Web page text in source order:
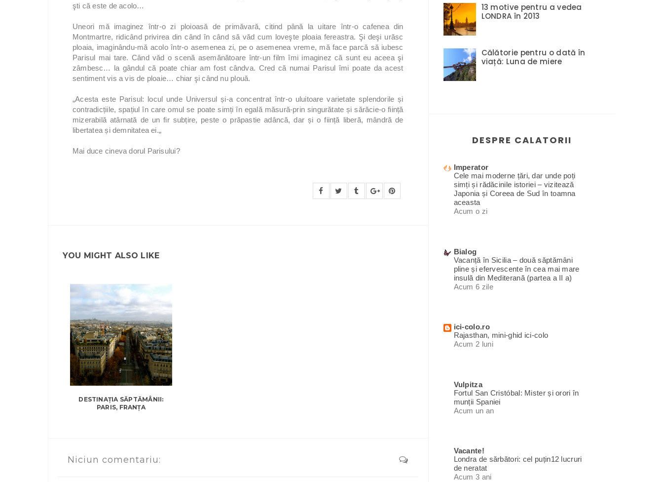
şti că este de acolo…
Uneori mă imaginez într-o zi ploioasă de primăvară, citind până la uitare într-o cafenea din
Montmartre, ridicând privirea din când în când să văd cum loveşte ploaia fereastra. Şi deşi urăsc
ploaia, imaginându-mă acolo într-o asemenea zi, pe o asemenea vreme, mă face parcă să iubesc
Parisul mai tare. Când văd o scenă asemănătoare într-un film îmi imaginez că sunt eu aceea şi
zâmbesc… la gândul că poate chiar am fost cândva. Cred că numai Parisul îmi poate da acest
sentiment vis a vis de ploaie… chiar şi când nu plouă.
„Acesta este Parisul: locul unde Universul și-a concentrat într-o uluitoare varietate splendorile și
contradicțiile, spațiul în care omul se poate simți în egală măsură-prin singurătate și sărăcie-o ființă
mizerabilă atârnată de un fir subțire, peste o prăpastie adâncă, dar și o ființă liberă, mândră de
libertatea și demnitatea ei.„
Mai duce cineva dorul Parisului?
YOU MIGHT ALSO LIKE
DESTINAȚIA SĂPTĂMÂNII:
PARIS, FRANȚA
Niciun comentariu:
13 motive pentru a vedea
LONDRA în 2013
Călătorie pentru o dată în
viață: Luna de miere
DESPRE CALATORII
Imperator
Cele mai moderne țări, dar unde poți
simți și rădăcinile istoriei – vizitează
Japonia și Coreea de Sud în toamna
aceasta
Acum o zi
Bialog
Vacanță în Sicilia – două săptămâni
pline și efervescente în cea mai mare
insulă din Mediterană (partea a II a)
Acum 6 zile
ici-colo.ro
Rajasthan, mini-ghid ici-colo
Acum 2 luni
Vulpitza
Fortul San Cristóbal: Mister și orori în
munții Spaniei
Acum un an
Vacante!
Londra de sărbători: cel puțin12 lucruri
de neratat
Acum 3 ani